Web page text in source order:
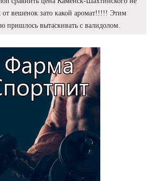
от вешенок зато какой аромат!!!!! Этим
пришлось вытаскивать с валидолом.